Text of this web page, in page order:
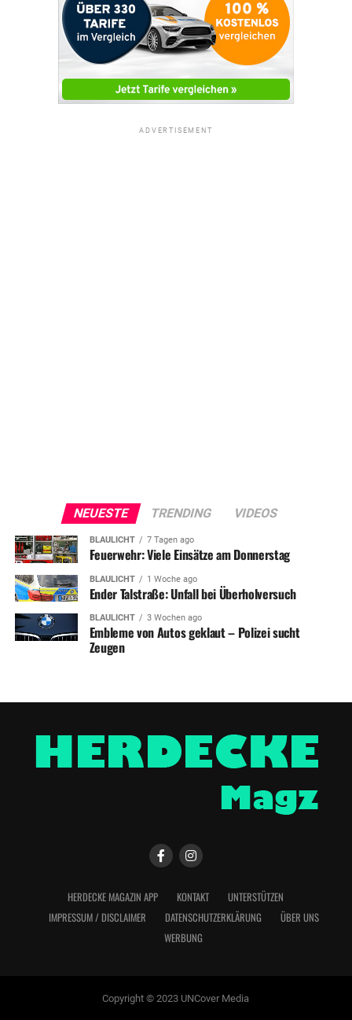
ADVERTISEMENT
NEUESTE TRENDING VIDEOS
BLAULICHT 7 Tagen ago
Feuerwehr: Viele Einsätze am Donnerstag
BLAULICHT 1 Woche ago
Ender Talstraße: Unfall bei Überholversuch
BLAULICHT 3 Wochen ago
Embleme von Autos geklaut – Polizei sucht
Zeugen
HERDECKE MAGAZIN APP KONTAKT
UNTERSTÜTZEN
IMPRESSUM / DISCLAIMER
DATENSCHUTZERKLÄRUNG
ÜBER UNS
WERBUNG
Copyright © 2023 UNCover Media